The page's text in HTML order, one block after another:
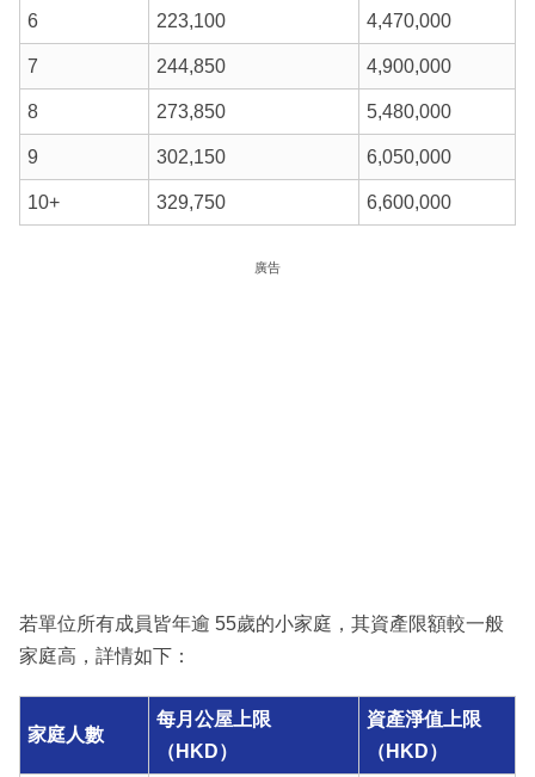
6 223,100 4,470,000
7 244,850 4,900,000
8 273,850 5,480,000
9 302,150 6,050,000
10+ 329,750 6,600,000
廣告
若單位所有成員皆年逾 55歲的小家庭，其資產限額較一般
家庭高，詳情如下：
家庭人數
每月公屋上限
（HKD）
資產淨值上限
（HKD）